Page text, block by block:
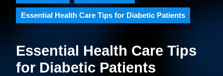
Essential Health Care Tips for Diabetic Patients
Essential Health Care Tips
for Diabetic Patients